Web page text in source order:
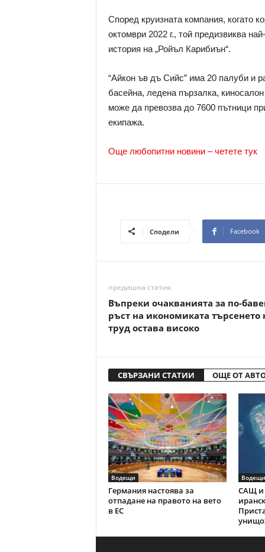
Според круизната компания, когато
октомври 2022 г., той предизвиква
история на „Ройъл Карибиън“.
“Айкон ъв дъ Сийс” има 20 палуби и
басейна, ледена пързалка,
може да превозва до 7600 пътници
екипажа.
Още любопитни новини – четете тук
Сподели Facebook
предишна статия
Въпреки очакванията за по-
ръст на икономиката търсенето
труд остава високо
СВЪРЗАНИ СТАТИИ ОЩЕ ОТ
Водещи
Германия настоява за
отпадане на правото на вето
в ЕС
Водещи
САЩ и